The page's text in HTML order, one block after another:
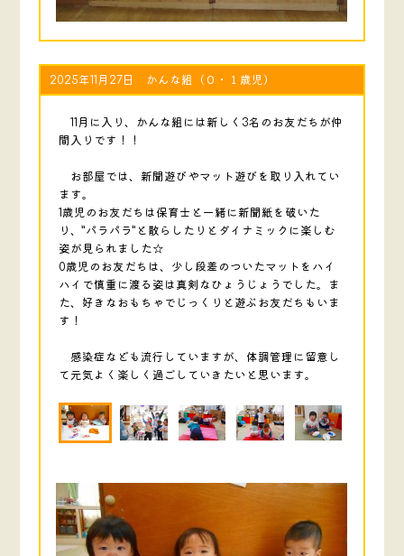
2025年11月27日 かんな組（０・１歳児）
11月に入り、かんな組には新しく3名のお友だちが仲
間入りです！！
お部屋では、新聞遊びやマット遊びを取り入れてい
ます。
1歳児のお友だちは保育士と一緒に新聞紙を破いた
り、”パラパラ”と散らしたりとダイナミックに楽しむ
姿が見られました☆
0歳児のお友だちは、少し段差のついたマットをハイ
ハイで慎重に渡る姿は真剣なひょうじょうでした。ま
た、好きなおもちゃでじっくりと遊ぶお友だちもいま
す！
感染症なども流行していますが、体調管理に留意し
て元気よく楽しく過ごしていきたいと思います。